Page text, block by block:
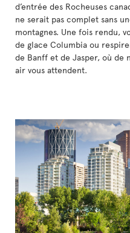
d’entrée des Rocheuses
ne serait pas complet sans
montagnes. Une fois rendu,
de glace Columbia ou
de Banff et de Jasper, où de
air vous attendent.